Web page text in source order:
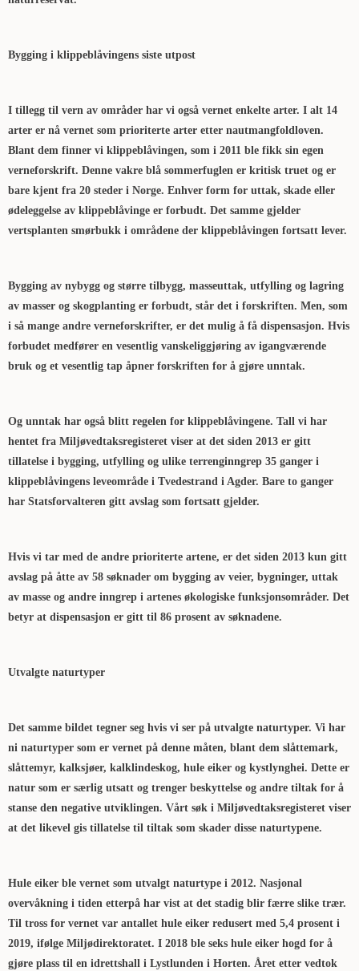
Bygging i klippeblåvingens siste utpost
I tillegg til vern av områder har vi også vernet enkelte arter. I alt 14
arter er nå vernet som prioriterte arter etter nautmangfoldloven.
Blant dem finner vi klippeblåvingen, som i 2011 ble fikk sin egen
verneforskrift. Denne vakre blå sommerfuglen er kritisk truet og er
bare kjent fra 20 steder i Norge. Enhver form for uttak, skade eller
ødeleggelse av klippeblåvinge er forbudt. Det samme gjelder
vertsplanten smørbukk i områdene der klippeblåvingen fortsatt lever.
Bygging av nybygg og større tilbygg, masseuttak, utfylling og lagring
av masser og skogplanting er forbudt, står det i forskriften. Men, som
i så mange andre verneforskrifter, er det mulig å få dispensasjon. Hvis
forbudet medfører en vesentlig vanskeliggjøring av igangværende
bruk og et vesentlig tap åpner forskriften for å gjøre unntak.
Og unntak har også blitt regelen for klippeblåvingene. Tall vi har
hentet fra Miljøvedtaksregisteret viser at det siden 2013 er gitt
tillatelse i bygging, utfylling og ulike terrenginngrep 35 ganger i
klippeblåvingens leveområde i Tvedestrand i Agder. Bare to ganger
har Statsforvalteren gitt avslag som fortsatt gjelder.
Hvis vi tar med de andre prioriterte artene, er det siden 2013 kun gitt
avslag på åtte av 58 søknader om bygging av veier, bygninger, uttak
av masse og andre inngrep i artenes økologiske funksjonsområder. Det
betyr at dispensasjon er gitt til 86 prosent av søknadene.
Utvalgte naturtyper
Det samme bildet tegner seg hvis vi ser på utvalgte naturtyper. Vi har
ni naturtyper som er vernet på denne måten, blant dem slåttemark,
slåttemyr, kalksjøer, kalklindeskog, hule eiker og kystlynghei. Dette er
natur som er særlig utsatt og trenger beskyttelse og andre tiltak for å
stanse den negative utviklingen. Vårt søk i Miljøvedtaksregisteret viser
at det likevel gis tillatelse til tiltak som skader disse naturtypene.
Hule eiker ble vernet som utvalgt naturtype i 2012. Nasjonal
overvåkning i tiden etterpå har vist at det stadig blir færre slike trær.
Til tross for vernet var antallet hule eiker redusert med 5,4 prosent i
2019, ifølge Miljødirektoratet. I 2018 ble seks hule eiker hogd for å
gjøre plass til en idrettshall i Lystlunden i Horten. Året etter vedtok